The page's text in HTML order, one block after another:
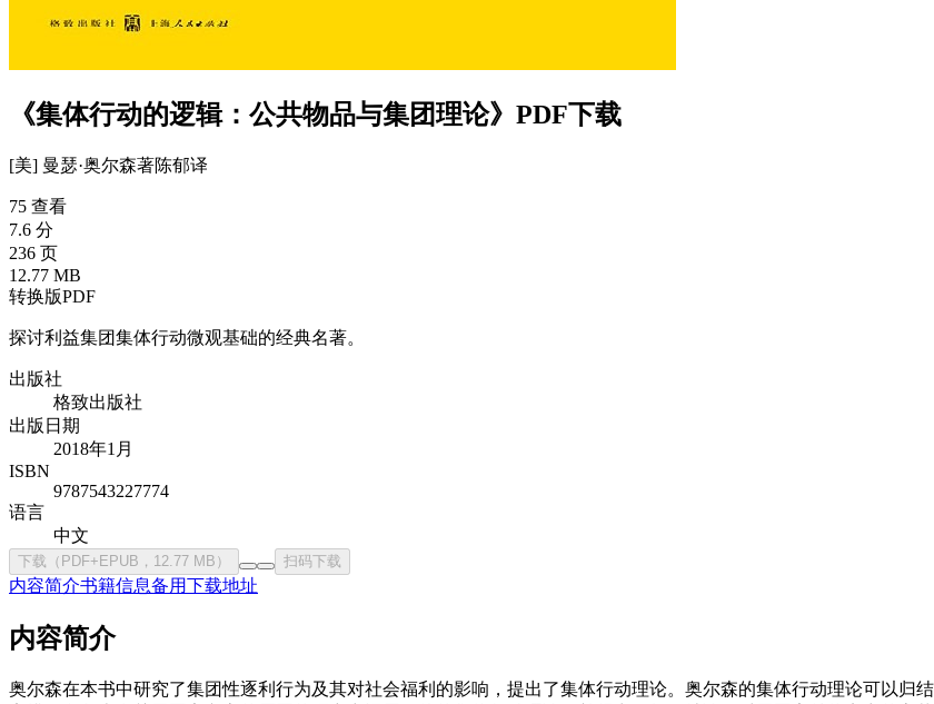
《集体行动的逻辑：公共物品与集团理论》PDF下载
[美] 曼瑟·奥尔森著陈郁译
75 查看
7.6 分
236 页
12.77 MB
转换版PDF
探讨利益集团集体行动微观基础的经典名著。
出版社
格致出版社
出版日期
2018年1月
ISBN
9787543227774
语言
中文
下载（PDF+EPUB，12.77 MB） 扫码下载
内容简介书籍信息备用下载地址
内容简介
奥尔森在本书中研究了集团性逐利行为及其对社会福利的影响，提出了集体行动理论。奥尔森的集体行动理论可以归